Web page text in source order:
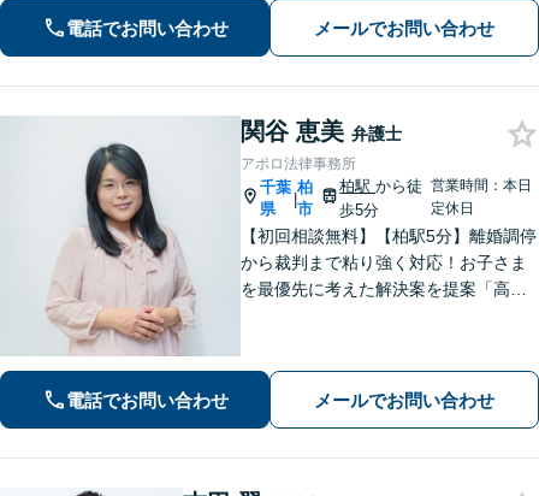
通事故 など【柏駅5分】
電話でお問い合わせ メールでお問い合わせ
関谷 恵美 弁護士
アポロ法律事務所
千葉
県
|
柏
市
柏駅から徒
歩5分
営業時間：本日
定休日
【初回相談無料】【柏駅5分】離婚調停
から裁判まで粘り強く対応！お子さま
を最優先に考えた解決案を提案「高齢
産相続に強い」【完全個室制】【休
日・夜間面談可】【分割・後払い対
応】
電話でお問い合わせ メールでお問い合わせ